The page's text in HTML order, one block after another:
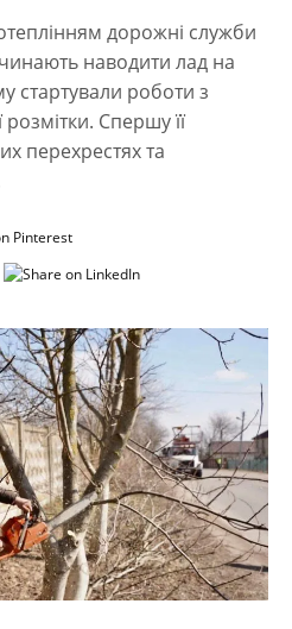
дорожні служби
наводити лад на
стартували роботи з
Спершу її
перехрестях та